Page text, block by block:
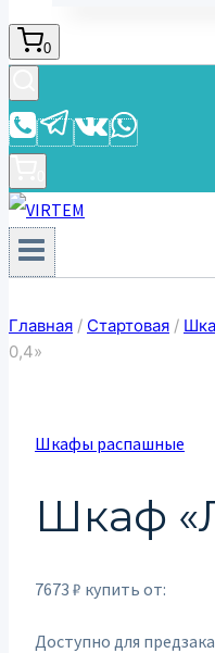
0
Главная / Стартовая /
0,4»
Шкафы распашные
Шкаф
7673 ₽ купить от:
Доступно для